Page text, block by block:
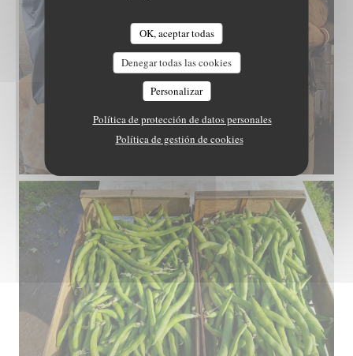
OK, aceptar todas
Denegar todas las cookies
Personalizar
Política de protección de datos personales
Política de gestión de cookies